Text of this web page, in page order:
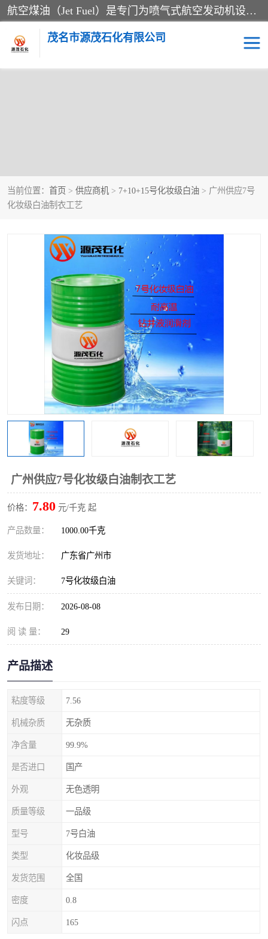
航空煤油（Jet Fuel）是专门为喷气式航空发动机设计的高纯度燃料，主要分为Jet A、Jet A-1和Jet B等类型。其特点是闪点高、低温流动性好，并添加了抗静电剂和抗氧化剂以确保飞行安全。航空煤油需
茂名市源茂石化有限公司
当前位置： 首页 > 供应商机 > 7+10+15号化妆级白油 > 广州供应7号
化妆级白油制衣工艺
广州供应7号化妆级白油制衣工艺
价格： 7.80 元/千克 起
产品数量： 1000.00千克
发货地址： 广东省广州市
关键词： 7号化妆级白油
发布日期： 2026-08-08
阅 读 量： 29
产品描述
粘度等级 7.56
机械杂质 无杂质
净含量 99.9%
是否进口 国产
外观 无色透明
质量等级 一品级
型号 7号白油
类型 化妆品级
发货范围 全国
密度 0.8
闪点 165
异构烷烃 天然乳胶
26+32号化妆级白油 46+68号化妆级白油
2731溶剂油